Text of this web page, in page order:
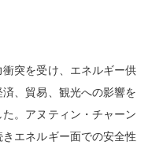
衝突を受け、エネルギー供
、貿易、観光への影響を
。アヌティン・チャーン
エネルギー面での安全性